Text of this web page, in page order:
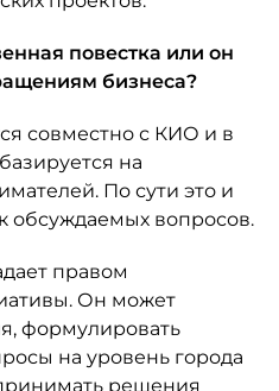
повестка или он
бизнеса?
совместно с КИО и в
на
По сути это и
обсуждаемых вопросов.
правом
Он может
формулировать
на уровень города
решения